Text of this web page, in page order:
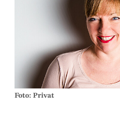
Foto: Privat